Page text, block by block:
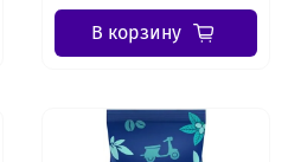
В корзину